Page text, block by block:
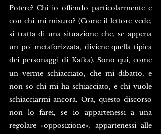
Potere? Chi io offendo particolarmente e
con chi mi misuro? (Come il lettore vede,
si tratta di una situazione che, se appena
un po' metaforizzata, diviene quella tipica
dei personaggi di Kafka). Sono qui, come
un verme schiacciato, che mi dibatto, e
non so chi mi ha schiacciato, e chi vuole
schiacciarmi ancora. Ora, questo discorso
non lo farei, se io appartenessi a una
regolare «opposizione», appartenessi alle